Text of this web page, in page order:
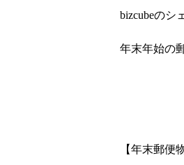
bizcubeのシ
年末年始の
【年末郵便